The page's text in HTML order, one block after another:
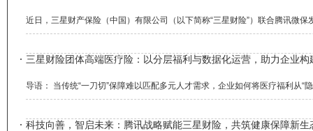
近日，三星财产保险（中国）有限公司（以下简称“三星财险”）联合腾讯微
三星财险团体高端医疗险：以分层福利与数据化运营，助力企业
导语： 当传统“一刀切”保障难以匹配多元人才需求，企业如何将医疗福利从“
科技向善，智启未来：腾讯战略赋能三星财险，共筑健康保障新生